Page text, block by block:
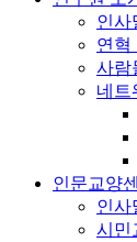
인사
연혁
사람
네트
인문교양
인사
시민